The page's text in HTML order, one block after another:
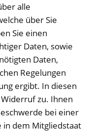
alle
über Sie
Sie einen
Daten, sowie
Daten,
Regelungen
ergibt. In diesen
zu. Ihnen
bei einer
in dem Mitgliedstaat